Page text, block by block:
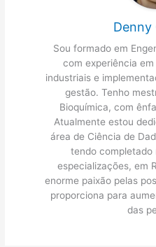
Denny
Sou formado em
com experiência
industriais e
gestão. Tenho
Bioquímica, com
Atualmente estou
área de Ciência de
tendo completado
especializações, em
enorme paixão pelas
proporciona para
das